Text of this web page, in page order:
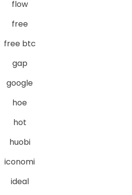
flow
free
free btc
gap
google
hoe
hot
huobi
iconomi
ideal